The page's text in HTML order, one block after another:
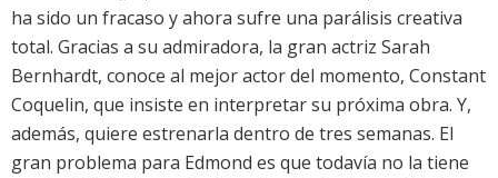
ha sido un fracaso y ahora sufre una parálisis creativa
total. Gracias a su admiradora, la gran actriz Sarah
Bernhardt, conoce al mejor actor del momento, Constant
Coquelin, que insiste en interpretar su próxima obra. Y,
además, quiere estrenarla dentro de tres semanas. El
gran problema para Edmond es que todavía no la tiene